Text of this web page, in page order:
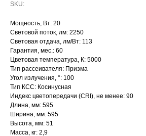
SKU:
Мощность, Вт: 20
Световой поток, лм: 2250
Световая отдача, лм/Вт: 113
Гарантия, мес.: 60
Цветовая температура, К: 5000
Тип рассеивателя: Призма
Угол излучения, °: 100
Тип КСС: Косинусная
Индекс цветопередачи (CRI), не менее: 90
Длина, мм: 595
Ширина, мм: 595
Высота, мм: 51
Масса, кг: 2,9